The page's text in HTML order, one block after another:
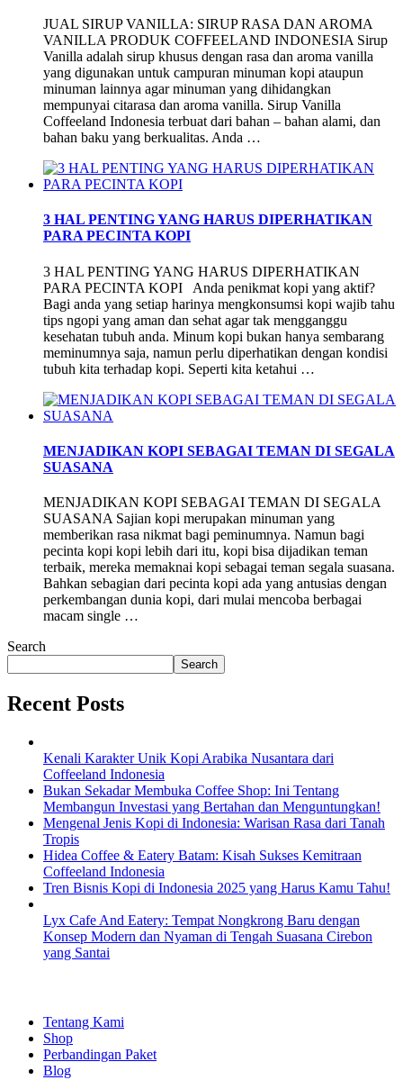
JUAL SIRUP VANILLA: SIRUP RASA DAN AROMA
VANILLA PRODUK COFFEELAND INDONESIA Sirup
Vanilla adalah sirup khusus dengan rasa dan aroma vanilla
yang digunakan untuk campuran minuman kopi ataupun
minuman lainnya agar minuman yang dihidangkan
mempunyai citarasa dan aroma vanilla. Sirup Vanilla
Coffeeland Indonesia terbuat dari bahan – bahan alami, dan
bahan baku yang berkualitas. Anda …
3 HAL PENTING YANG HARUS DIPERHATIKAN
PARA PECINTA KOPI
3 HAL PENTING YANG HARUS DIPERHATIKAN
PARA PECINTA KOPI Anda penikmat kopi yang aktif?
Bagi anda yang setiap harinya mengkonsumsi kopi wajib tahu
tips ngopi yang aman dan sehat agar tak mengganggu
kesehatan tubuh anda. Minum kopi bukan hanya sembarang
meminumnya saja, namun perlu diperhatikan dengan kondisi
tubuh kita terhadap kopi. Seperti kita ketahui …
MENJADIKAN KOPI SEBAGAI TEMAN DI SEGALA
SUASANA
MENJADIKAN KOPI SEBAGAI TEMAN DI SEGALA
SUASANA Sajian kopi merupakan minuman yang
memberikan rasa nikmat bagi peminumnya. Namun bagi
pecinta kopi kopi lebih dari itu, kopi bisa dijadikan teman
terbaik, mereka memaknai kopi sebagai teman segala suasana.
Bahkan sebagian dari pecinta kopi ada yang antusias dengan
perkembangan dunia kopi, dari mulai mencoba berbagai
macam single …
Search
Search
Recent Posts
Kenali Karakter Unik Kopi Arabika Nusantara dari
Coffeeland Indonesia
Bukan Sekadar Membuka Coffee Shop: Ini Tentang
Membangun Investasi yang Bertahan dan Menguntungkan!
Mengenal Jenis Kopi di Indonesia: Warisan Rasa dari Tanah
Tropis
Hidea Coffee & Eatery Batam: Kisah Sukses Kemitraan
Coffeeland Indonesia
Tren Bisnis Kopi di Indonesia 2025 yang Harus Kamu Tahu!
Lyx Cafe And Eatery: Tempat Nongkrong Baru dengan
Konsep Modern dan Nyaman di Tengah Suasana Cirebon
yang Santai
Tentang Kami
Shop
Perbandingan Paket
Blog